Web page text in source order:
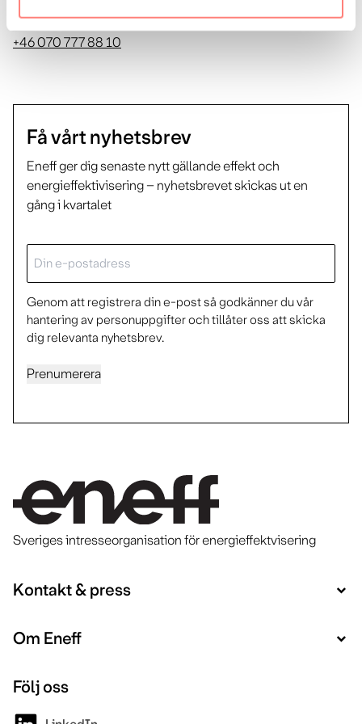
Peter Östergrens
+46 070 777 88 10
Få vårt nyhetsbrev
Eneff ger dig senaste nytt gällande effekt och
energieffektivisering – nyhetsbrevet skickas ut en
gång i kvartalet
E-
post
Genom att registrera din e-post så godkänner du vår
hantering av personuppgifter och tillåter oss att skicka
dig relevanta nyhetsbrev.
Prenumerera
Sveriges intresseorganisation för energieffektvisering
Kontakt & press
Om Eneff
Följ oss